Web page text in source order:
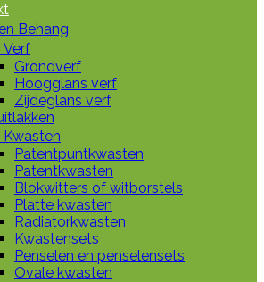
Behang
Verf
Grondverf
Hoogglans verf
Zijdeglans verf
Kwasten
Patentpuntkwasten
Patentkwasten
Blokwitters of witborstels
Platte kwasten
Radiatorkwasten
Kwastensets
Penselen en penselensets
Ovale kwasten